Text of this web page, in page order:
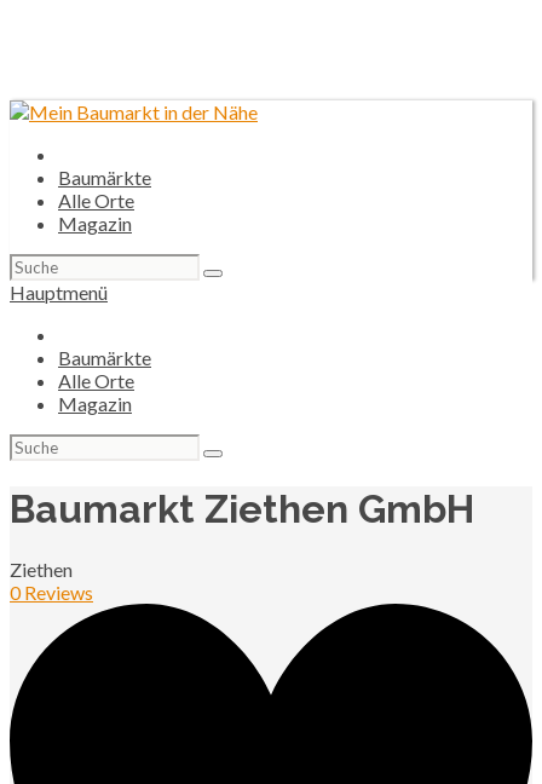
Baumärkte
Alle Orte
Magazin
Suchen
nach:
Hauptmenü
Baumärkte
Alle Orte
Magazin
Suchen
nach:
Baumarkt Ziethen GmbH
Ziethen
0 Reviews